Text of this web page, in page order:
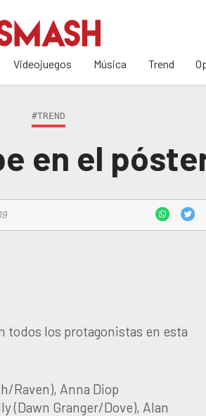
Videojuegos Música Trend
#TREND
en el
todos los protagonistas en esta
Raven), Anna Diop
(Dawn Granger/Dove), Alan